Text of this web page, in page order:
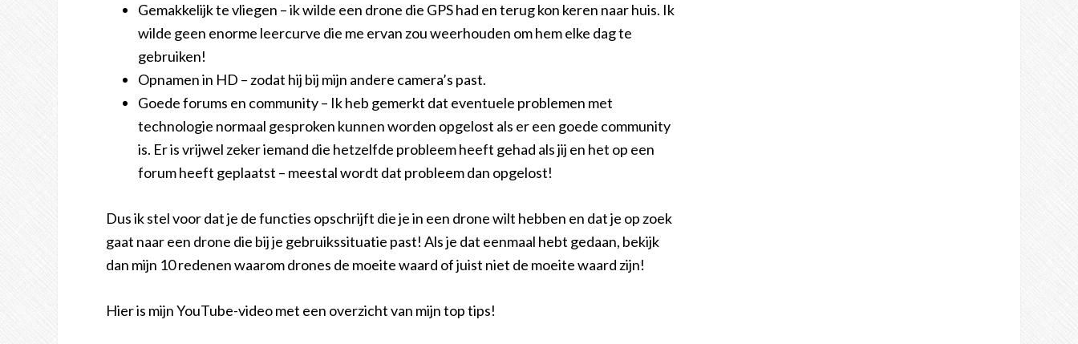
Gemakkelijk te vliegen – ik wilde een drone die GPS had en terug kon keren naar huis. Ik
wilde geen enorme leercurve die me ervan zou weerhouden om hem elke dag te
gebruiken!
Opnamen in HD – zodat hij bij mijn andere camera’s past.
Goede forums en community – Ik heb gemerkt dat eventuele problemen met
technologie normaal gesproken kunnen worden opgelost als er een goede community
is. Er is vrijwel zeker iemand die hetzelfde probleem heeft gehad als jij en het op een
forum heeft geplaatst – meestal wordt dat probleem dan opgelost!
Dus ik stel voor dat je de functies opschrijft die je in een drone wilt hebben en dat je op zoek
gaat naar een drone die bij je gebruikssituatie past! Als je dat eenmaal hebt gedaan, bekijk
dan mijn 10 redenen waarom drones de moeite waard of juist niet de moeite waard zijn!
Hier is mijn YouTube-video met een overzicht van mijn top tips!